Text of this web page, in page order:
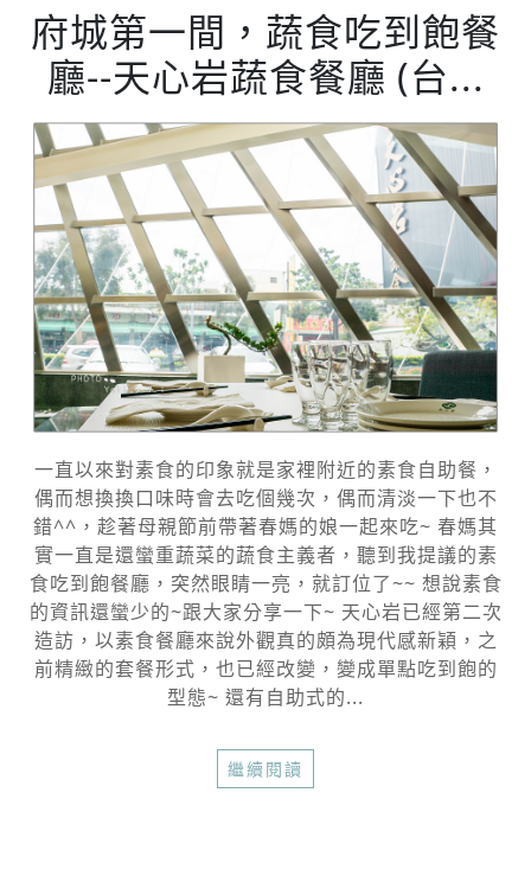
府城第一間，蔬食吃到飽餐
廳--天心岩蔬食餐廳 (台...
一直以來對素食的印象就是家裡附近的素食自助餐，
偶而想換換口味時會去吃個幾次，偶而清淡一下也不
錯^^，趁著母親節前帶著春媽的娘一起來吃~ 春媽其
實一直是還蠻重蔬菜的蔬食主義者，聽到我提議的素
食吃到飽餐廳，突然眼睛一亮，就訂位了~~ 想說素食
的資訊還蠻少的~跟大家分享一下~ 天心岩已經第二次
造訪，以素食餐廳來說外觀真的頗為現代感新穎，之
前精緻的套餐形式，也已經改變，變成單點吃到飽的
型態~ 還有自助式的...
繼續閱讀